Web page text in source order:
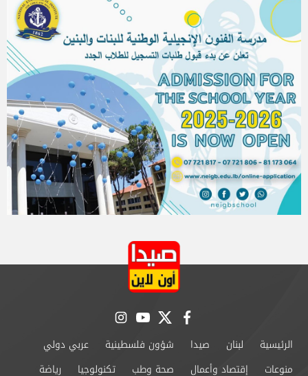
facebook
twitter
youtube
instagram
الرئيسية لبنان صيدا شؤون فلسطينية
عربي دولي
منوعات
إقتصاد وأعمال صحة وطب تكنولوجيا رياضة